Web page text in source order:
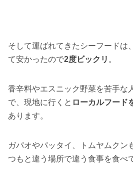
そして運ばれてきたシーフードは
て安かったので2度ビックリ 。
香辛料やエスニック野菜を苦手な
で、現地に行くと ローカルフード
あります。
ガパオやパッタイ、トムヤムクン
つもと違う場所で違う食事を食べ